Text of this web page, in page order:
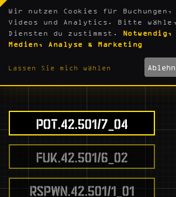
SPIELINHALTE
POT.42.501/7_04
FUK.42.501/6_02
RSPWN.42.501/1_01
Wir nutzen Cookies für Buchungen,
Videos und Analytics. Bitte wähle,
Diensten du zustimmst.
Notwendig,
Medien, Analyse & Marketing
Lassen Sie mich wählen